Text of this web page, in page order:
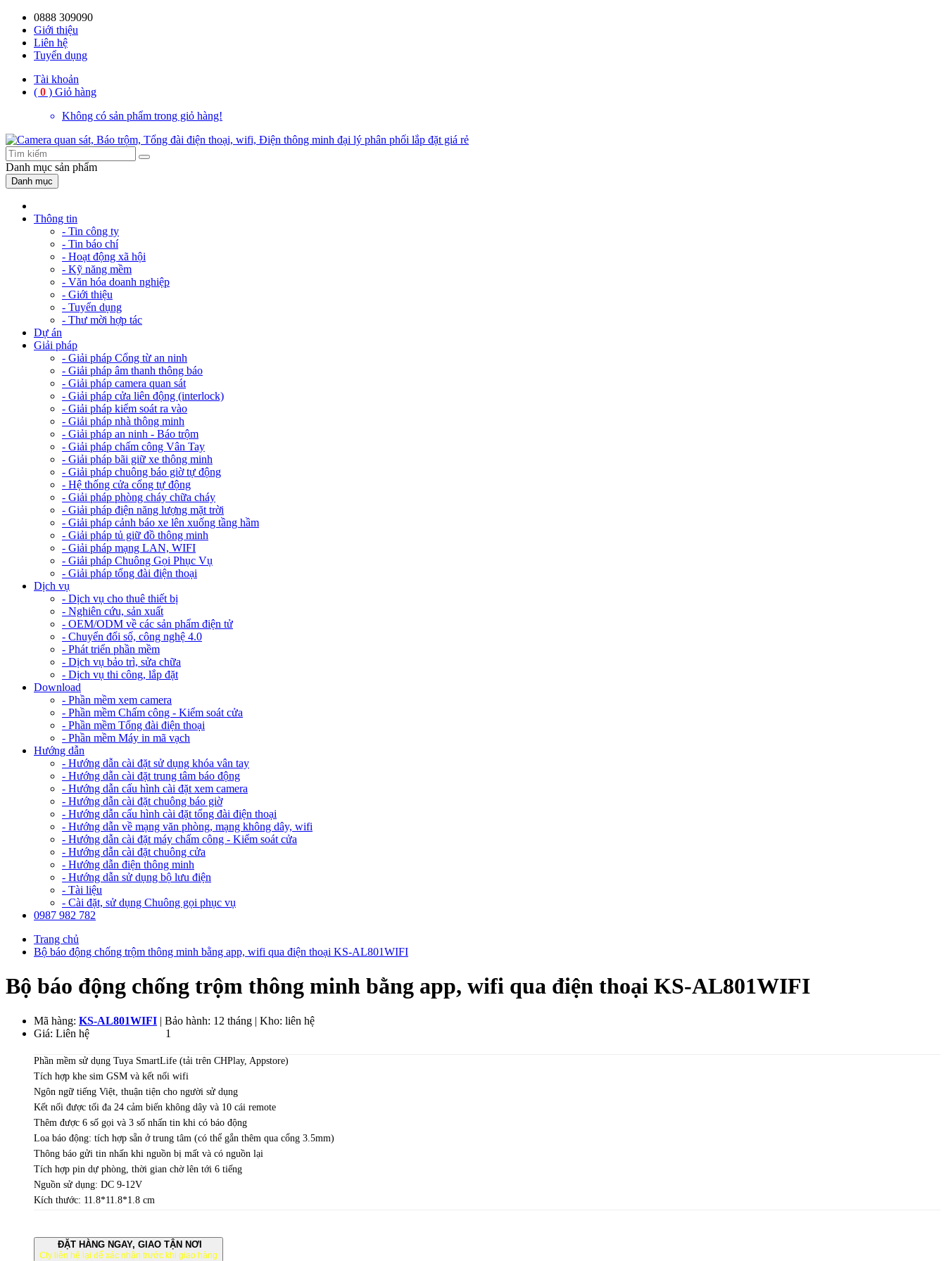
0888 309090
Giới thiệu
Liên hệ
Tuyển dụng
Tài khoản
( 0 ) Giỏ hàng
Không có sản phẩm trong giỏ hàng!
Danh mục sản phẩm
Danh mục
Thông tin
- Tin công ty
- Tin báo chí
- Hoạt động xã hội
- Kỹ năng mềm
- Văn hóa doanh nghiệp
- Giới thiệu
- Tuyển dụng
- Thư mời hợp tác
Dự án
Giải pháp
- Giải pháp Cổng từ an ninh
- Giải pháp âm thanh thông báo
- Giải pháp camera quan sát
- Giải pháp cửa liên động (interlock)
- Giải pháp kiểm soát ra vào
- Giải pháp nhà thông minh
- Giải pháp an ninh - Báo trộm
- Giải pháp chấm công Vân Tay
- Giải pháp bãi giữ xe thông minh
- Giải pháp chuông báo giờ tự động
- Hệ thống cửa cổng tự động
- Giải pháp phòng cháy chữa cháy
- Giải pháp điện năng lượng mặt trời
- Giải pháp cảnh báo xe lên xuống tầng hầm
- Giải pháp tủ giữ đồ thông minh
- Giải pháp mạng LAN, WIFI
- Giải pháp Chuông Gọi Phục Vụ
- Giải pháp tổng đài điện thoại
Dịch vụ
- Dịch vụ cho thuê thiết bị
- Nghiên cứu, sản xuất
- OEM/ODM về các sản phẩm điện tử
- Chuyển đổi số, công nghệ 4.0
- Phát triển phần mềm
- Dịch vụ bảo trì, sửa chữa
- Dịch vụ thi công, lắp đặt
Download
- Phần mềm xem camera
- Phần mềm Chấm công - Kiểm soát cửa
- Phần mềm Tổng đài điện thoại
- Phần mềm Máy in mã vạch
Hướng dẫn
- Hướng dẫn cài đặt sử dụng khóa vân tay
- Hướng dẫn cài đặt trung tâm báo động
- Hướng dẫn cấu hình cài đặt xem camera
- Hướng dẫn cài đặt chuông báo giờ
- Hướng dẫn cấu hình cài đặt tổng đài điện thoại
- Hướng dẫn về mạng văn phòng, mạng không dây, wifi
- Hướng dẫn cài đặt máy chấm công - Kiểm soát cửa
- Hướng dẫn cài đặt chuông cửa
- Hướng dẫn điện thông minh
- Hướng dẫn sử dụng bộ lưu điện
- Tài liệu
- Cài đặt, sử dụng Chuông gọi phục vụ
0987 982 782
Trang chủ
Bộ báo động chống trộm thông minh bằng app, wifi qua điện thoại KS-AL801WIFI
Bộ báo động chống trộm thông minh bằng app, wifi qua điện thoại KS-AL801WIFI
Mã hàng: KS-AL801WIFI | Bảo hành: 12 tháng | Kho: liên hệ
Giá: Liên hệ 1
Phần mềm sử dụng Tuya SmartLife (tải trên CHPlay, Appstore)
Tích hợp khe sim GSM và kết nối wifi
Ngôn ngữ tiếng Việt, thuận tiện cho người sử dụng
Kết nối được tối đa 24 cảm biến không dây và 10 cái remote
Thêm được 6 số gọi và 3 số nhấn tin khi có báo động
Loa báo động: tích hợp sẵn ở trung tâm (có thể gắn thêm qua cổng 3.5mm)
Thông báo gửi tin nhấn khi nguồn bị mất và có nguồn lại
Tích hợp pin dự phòng, thời gian chờ lên tới 6 tiếng
Nguồn sử dụng: DC 9-12V
Kích thước: 11.8*11.8*1.8 cm
ĐẶT HÀNG NGAY, GIAO TẬN NƠI
Cty liên hệ lại để xác nhận trước khi giao hàng